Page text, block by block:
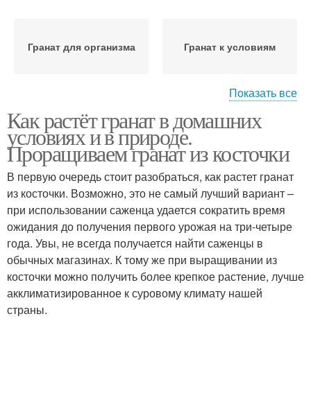
Гранат для организма Гранат к условиям
Грунт для граната Уход за гранатом
Вкусные гранаты
Гранат в открытый
грунт
Комнатный гранат Карликовый гранат
Показать все
Как растёт гранат в домашних
условиях и в природе.
Проращиваем гранат из косточки
В первую очередь стоит разобраться, как растет гранат
из косточки. Возможно, это не самый лучший вариант –
при использовании саженца удается сократить время
ожидания до получения первого урожая на три-четыре
года. Увы, не всегда получается найти саженцы в
обычных магазинах. К тому же при выращивании из
косточки можно получить более крепкое растение, лучше
акклиматизированное к суровому климату нашей
страны.